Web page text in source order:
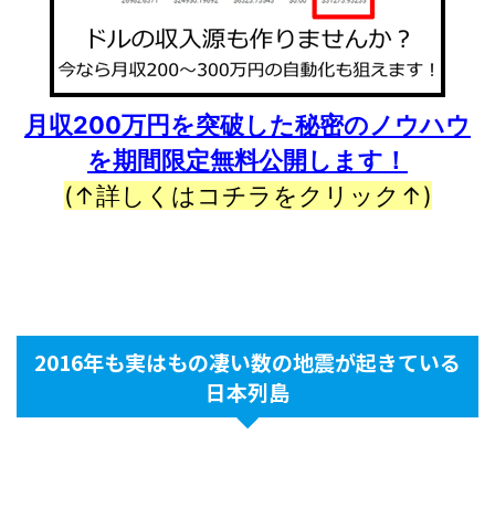
月収200万円を突破した秘密のノウハウ
を期間限定無料公開します！
(↑詳しくはコチラをクリック↑)
2016年も実はもの凄い数の地震が起きている
日本列島